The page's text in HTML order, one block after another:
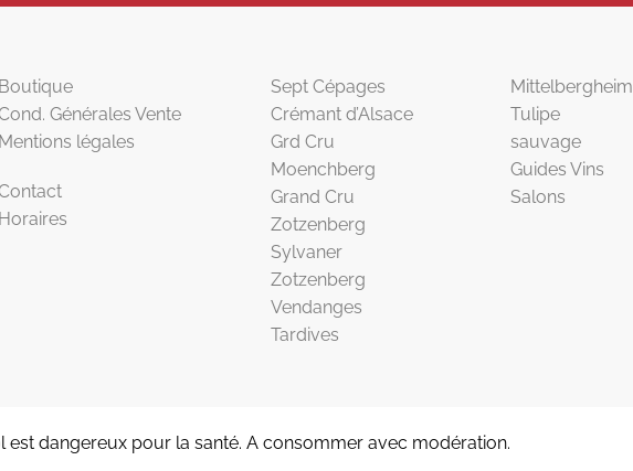
Boutique
Générales Vente
Mentions légales
Horaires
Sept Cépages
Crémant d’Alsace
Grd Cru
Moenchberg
Grand Cru
Zotzenberg
Sylvaner
Zotzenberg
Vendanges
Tardives
Mittelbergheim
Tulipe
sauvage
Guides Vins
Salons
est dangereux pour la santé. A consommer avec modération.